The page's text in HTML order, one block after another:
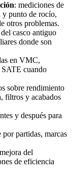
: mediciones de
y punto de rocío,
otros problemas.
casco antiguo
donde son
en VMC,
SATE cuando
sobre rendimiento
filtros y acabados
y después para
por partidas, marcas
del
de eficiencia